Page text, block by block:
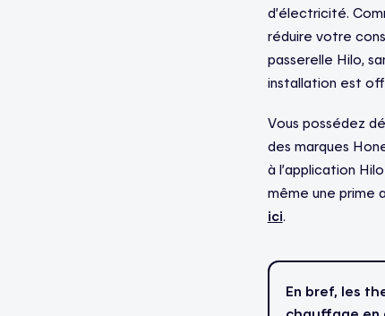
d’électricité.
réduire votre
passerelle Hilo,
installation est
Vous possédez
des marques
à l’application
même une prime
ici
En bref, les
chauffage en